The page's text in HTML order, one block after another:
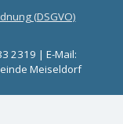
(DSGVO)
2319 | E-Mail:
Meiseldorf